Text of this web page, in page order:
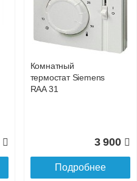
ITT.080.200.1200 с
решеткой
GRILL.SGW-20-
1200 орех
Комнатный
термостат Siemens
RAA 31
3 900
Подробнее